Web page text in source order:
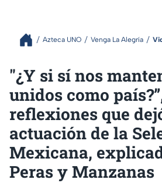
Azteca UNO Venga La Alegría
"¿Y si sí nos
unidos como
reflexiones que
actuación de la
Mexicana,
Peras y Manzanas